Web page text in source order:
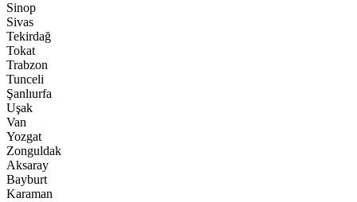
Sinop
Sivas
Tekirdağ
Tokat
Trabzon
Tunceli
Şanlıurfa
Uşak
Van
Yozgat
Zonguldak
Aksaray
Bayburt
Karaman